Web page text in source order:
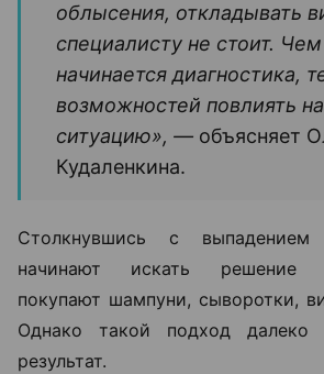
облысения, откладывать
специалисту не стоит.
начинается диагностика,
возможностей повлиять на
ситуацию», — объясняет
Кудаленкина.
Столкнувшись с
начинают искать решение
покупают шампуни, сыворотки,
Однако такой подход далеко
результат.